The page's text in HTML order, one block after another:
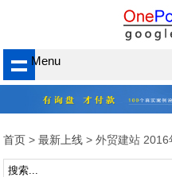
Menu
首页 >最新上线 > 外贸建站